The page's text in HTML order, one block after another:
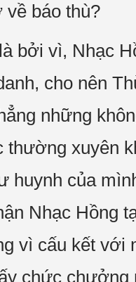
về báo thù?
bởi vì, Nhạc
cho nên
những
thường xuyên
huynh của
Nhạc Hồng
vì cấu kết với
chức chưởng